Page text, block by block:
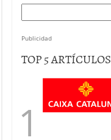
Publicidad
TOP 5 ARTÍCULOS